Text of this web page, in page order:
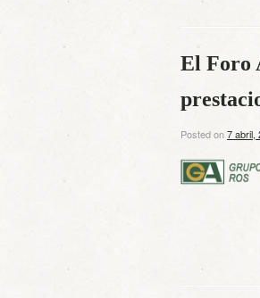
El Foro
Posted on7 abril,